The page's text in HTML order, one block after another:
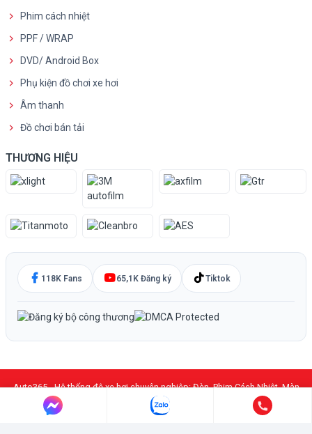
Phim cách nhiệt
PPF / WRAP
DVD/ Android Box
Phụ kiện đồ chơi xe hơi
Âm thanh
Đồ chơi bán tải
THƯƠNG HIỆU
118K Fans 65,1K Đăng ký Tiktok
Auto365 - Hệ thống độ xe hơi chuyên nghiệp: Đèn, Phim Cách Nhiệt, Màn
Hình DVD Android, PPF